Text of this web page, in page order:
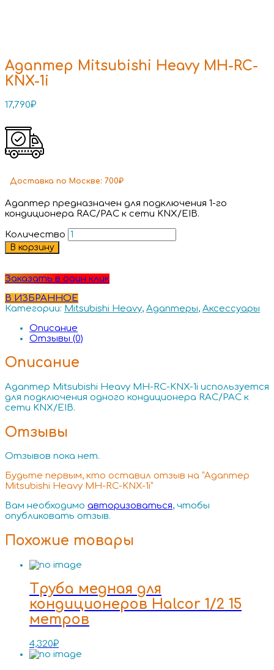
Адаптер Mitsubishi Heavy MH-RC-
KNX-1i
17,790₽
Доставка по Москве: 700₽
Адаптер предназначен для подключения 1-го
кондиционера RAC/PAC к сети KNX/EIB.
Количество
В корзину
Заказать в один клик
В ИЗБРАННОЕ
Категории: Mitsubishi Heavy, Адаптеры, Аксессуары
Описание
Отзывы (0)
Описание
Адаптер Mitsubishi Heavy MH-RC-KNX-1i используется
для подключения одного кондиционера RAC/PAC к
сети KNX/EIB.
Отзывы
Отзывов пока нет.
Будьте первым, кто оставил отзыв на “Адаптер
Mitsubishi Heavy MH-RC-KNX-1i”
Вам необходимо авторизоваться, чтобы
опубликовать отзыв.
Похожие товары
Труба медная для
кондиционеров Halcor 1/2 15
метров
4,320₽